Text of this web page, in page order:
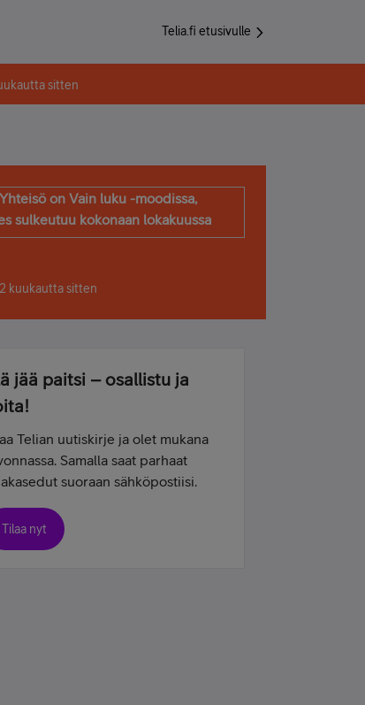
Telia.fi etusivulle
sitten
on Vain luku -moodissa,
sulkeutuu kokonaan lokakuussa
2 kuukautta sitten
jää paitsi – osallistu ja
Telian uutiskirje ja olet mukana
Samalla saat parhaat
suoraan sähköpostiisi.
Tilaa nyt